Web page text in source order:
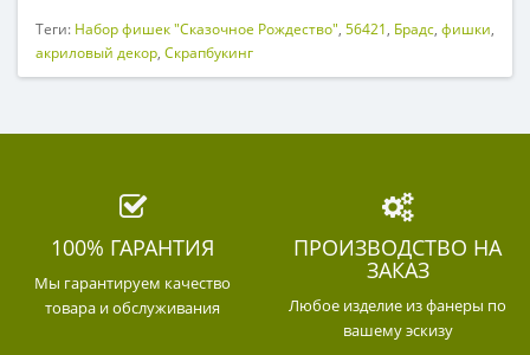
Теги: Набор фишек "Сказочное Рождество", 56421, Брадс, фишки,
акриловый декор, Скрапбукинг
100% ГАРАНТИЯ
Мы гарантируем качество
товара и обслуживания
ПРОИЗВОДСТВО НА
ЗАКАЗ
Любое изделие из фанеры по
вашему эскизу